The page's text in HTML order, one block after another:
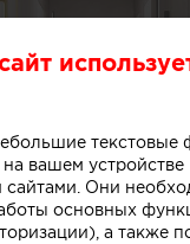
текстовые
вашем устройстве
Они
основных
а также